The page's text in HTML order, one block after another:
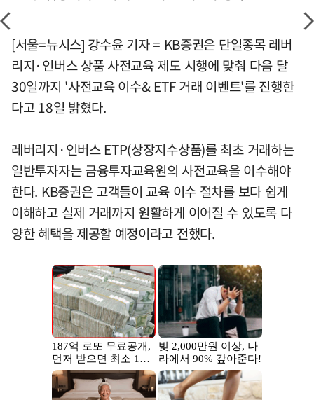
[서울=뉴시스] 강수윤 기자 = KB증권은 단일종목 레버
리지·인버스 상품 사전교육 제도 시행에 맞춰 다음 달
30일까지 '사전교육 이수& ETF 거래 이벤트'를 진행한
다고 18일 밝혔다.
레버리지·인버스 ETP(상장지수상품)를 최초 거래하는
일반투자자는 금융투자교육원의 사전교육을 이수해야
한다. KB증권은 고객들이 교육 이수 절차를 보다 쉽게
이해하고 실제 거래까지 원활하게 이어질 수 있도록 다
양한 혜택을 제공할 예정이라고 전했다.